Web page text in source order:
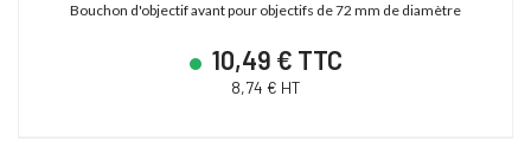
Bouchon d'objectif avant pour objectifs de 72 mm de diamètre
10,49 € TTC
8,74 € HT